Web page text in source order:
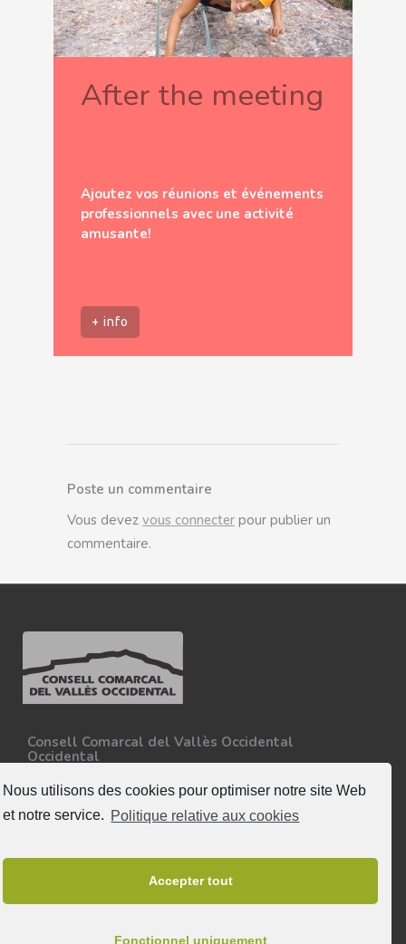
Nous utilisons des cookies pour optimiser notre site Web
et notre service. Politique relative aux cookies
Accepter tout
Fonctionnel uniquement
After the meeting
Ajoutez vos réunions et événements
professionnels avec une activité
amusante!
+ info
Poste un commentaire
Vous devez vous connecter pour publier un
commentaire.
Consell Comarcal del Vallès Occidental
Occidental
08227 - Terrassa
Tel. 93 727 35 34